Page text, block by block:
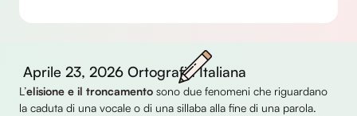
Aprile 23, 2026 Ortografia Italiana
L’elisione e il troncamento sono due fenomeni che riguardano
la caduta di una vocale o di una sillaba alla fine di una parola.